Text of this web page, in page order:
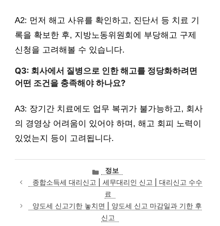
A2: 먼저 해고 사유를 확인하고, 진단서 등 치료 기
록을 확보한 후, 지방노동위원회에 부당해고 구제
신청을 고려해볼 수 있습니다.
Q3: 회사에서 질병으로 인한 해고를 정당화하려면
어떤 조건을 충족해야 하나요?
A3: 장기간 치료에도 업무 복귀가 불가능하고, 회사
의 경영상 어려움이 있어야 하며, 해고 회피 노력이
있었는지 등이 고려됩니다.
카
테
고
리
정보
종합소득세 대리신고 | 세무대리인 신고 | 대리신고 수수
료
양도세 신고기한 놓치면 | 양도세 신고 마감일과 기한 후
신고